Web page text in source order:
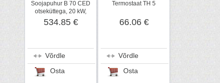
Soojapuhur B 70 CED
otseküttega, 20 kW,
Master
534.85 €
Võrdle
Osta
Termostaat TH 5
66.06 €
Võrdle
Osta